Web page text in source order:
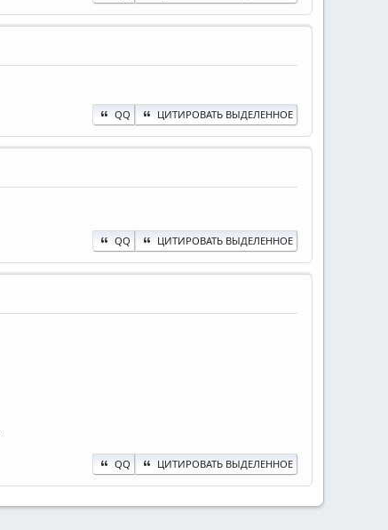
QQ ЦИТИРОВАТЬ ВЫДЕЛЕННОЕ
QQ ЦИТИРОВАТЬ ВЫДЕЛЕННОЕ
QQ ЦИТИРОВАТЬ ВЫДЕЛЕННОЕ